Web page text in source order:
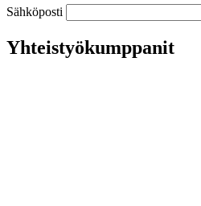
Sähköposti
Yhteistyökumppanit